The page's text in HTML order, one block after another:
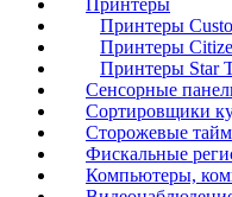
Принтеры
Принтеры
Принтеры
Принтеры Star
Сенсорные
Сортировщики
Сторожевые
Фискальные
Компьютеры,